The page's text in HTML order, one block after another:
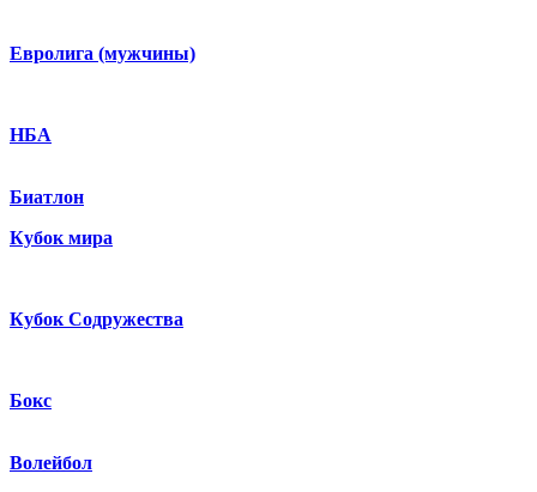
Евролига (мужчины)
НБА
Биатлон
Кубок мира
Кубок Содружества
Бокс
Волейбол